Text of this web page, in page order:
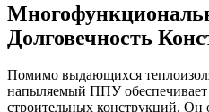
Долговечность
Помимо выдающихся
напыляемый ППУ
строительных конструкций. Он